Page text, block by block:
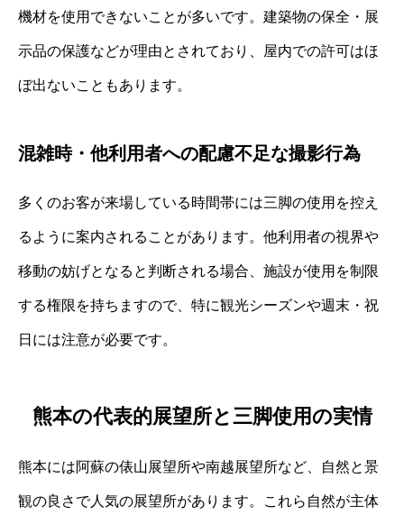
機材を使用できないことが多いです。建築物の保全・展
示品の保護などが理由とされており、屋内での許可はほ
ぼ出ないこともあります。
混雑時・他利用者への配慮不足な撮影行為
多くのお客が来場している時間帯には三脚の使用を控え
るように案内されることがあります。他利用者の視界や
移動の妨げとなると判断される場合、施設が使用を制限
する権限を持ちますので、特に観光シーズンや週末・祝
日には注意が必要です。
熊本の代表的展望所と三脚使用の実情
熊本には阿蘇の俵山展望所や南越展望所など、自然と景
観の良さで人気の展望所があります。これら自然が主体